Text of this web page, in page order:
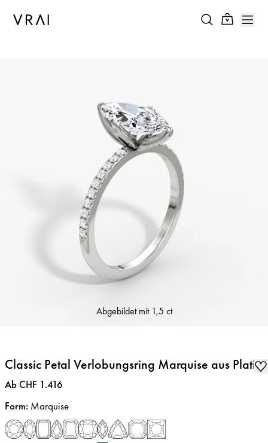
Abgebildet mit 1,5 ct
Classic Petal Verlobungsring Marquise aus Platin
Preis:
Ab CHF 1.416
Form: Marquise